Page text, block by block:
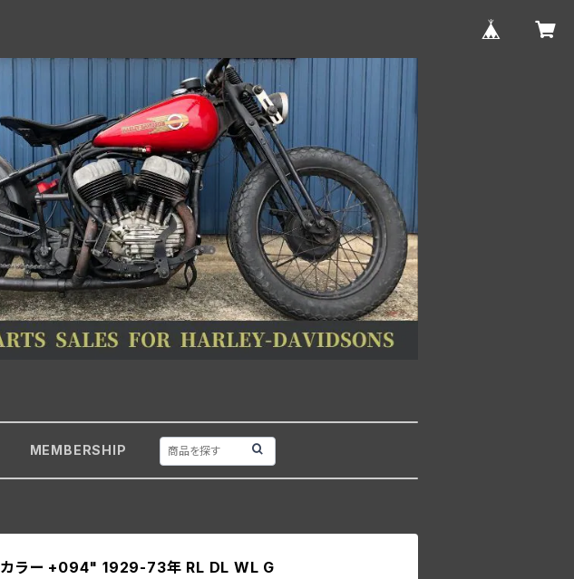
MEMBERSHIP
カラー +094" 1929-73年 RL DL WL G